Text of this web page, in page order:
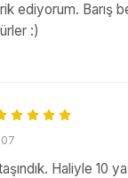
ediyorum. Barış
:)
Haliyle 10